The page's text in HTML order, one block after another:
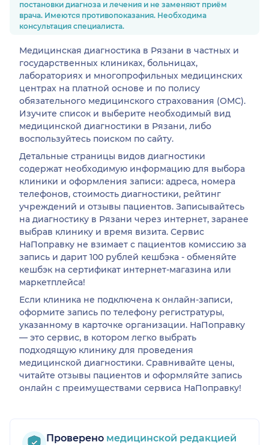
постановки диагноза и лечения и не заменяют приём
врача. Имеются противопоказания. Необходима
консультация специалиста.
Медицинская диагностика в Рязани в частных и
государственных клиниках, больницах,
лабораториях и многопрофильных медицинских
центрах на платной основе и по полису
обязательного медицинского страхования (ОМС).
Изучите список и выберите необходимый вид
медицинской диагностики в Рязани, либо
воспользуйтесь поиском по сайту.
Детальные страницы видов диагностики
содержат необходимую информацию для выбора
клиники и оформления записи: адреса, номера
телефонов, стоимость диагностики, рейтинг
учреждений и отзывы пациентов. Записывайтесь
на диагностику в Рязани через интернет, заранее
выбрав клинику и время визита. Сервис
НаПоправку не взимает с пациентов комиссию за
запись и дарит 100 рублей кешбэка - обменяйте
кешбэк на сертификат интернет-магазина или
маркетплейса!
Если клиника не подключена к онлайн-записи,
оформите запись по телефону регистратуры,
указанному в карточке организации. НаПоправку
— это сервис, в котором легко выбрать
подходящую клинику для проведения
медицинской диагностики. Сравнивайте цены,
читайте отзывы пациентов и оформляйте запись
онлайн с преимуществами сервиса НаПоправку!
Проверено медицинской редакцией